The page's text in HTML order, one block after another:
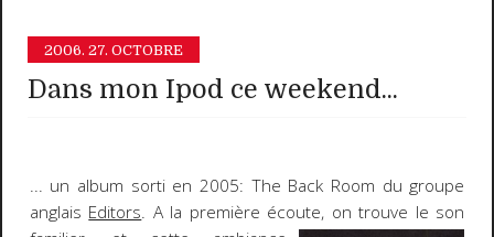
2006. 27. OCTOBRE
Dans mon Ipod ce weekend...
... un album sorti en 2005: The Back Room du groupe
anglais Editors. A la première écoute, on trouve le son